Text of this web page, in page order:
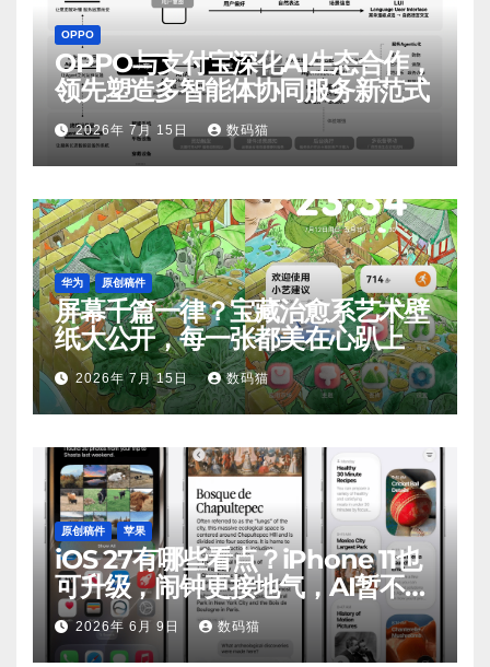
OPPO
OPPO与支付宝深化AI生态合作，
领先塑造多智能体协同服务新范式
2026年 7月 15日 数码猫
华为 原创稿件
屏幕千篇一律？宝藏治愈系艺术壁
纸大公开，每一张都美在心趴上
2026年 7月 15日 数码猫
原创稿件 苹果
iOS 27有哪些看点？iPhone 11也
可升级，闹钟更接地气，AI暂不支
持2026年 6月 9日 数码猫